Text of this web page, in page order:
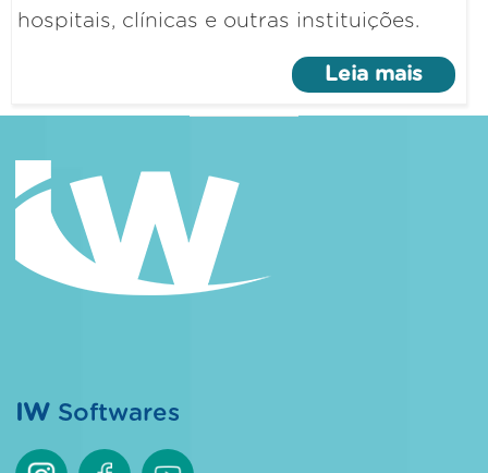
hospitais, clínicas e outras instituições.
Leia mais
IW Softwares